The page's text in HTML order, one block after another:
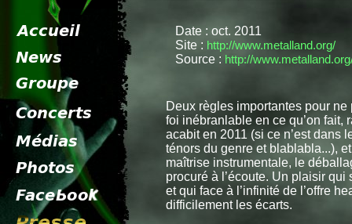
Date : oct. 2011
Site : http://www.metalland.org/
Source : http://
Deux règles importantes pour
foi inébranlable en ce qu’on fait,
acabit en 2011 (si ce n’est dans
ténors du genre et blablabla...),
maîtrise instrumentale, le
procuré à l’écoute. Un plaisir
et qui face à l’infinité de l’offre
difficilement les écarts.